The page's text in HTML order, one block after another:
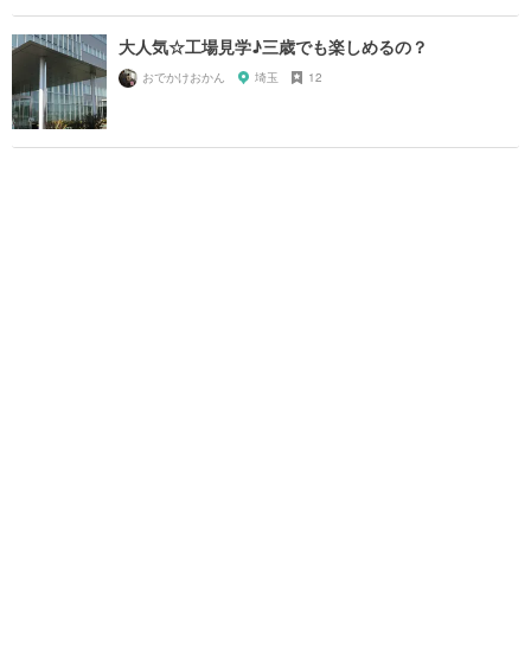
大人気☆工場見学♪三歳でも楽しめるの？
おでかけおかん 埼玉 12